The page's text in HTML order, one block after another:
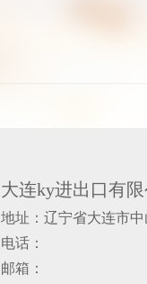
大连ky进出口有限
地址：辽宁省大连市
电话：
邮箱：